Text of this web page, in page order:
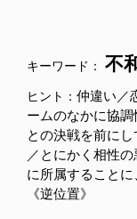
キーワード： 不
ヒント： 仲違い／
ームのなかに協
との決戦を前に
／とにかく相性
に所属すること
《逆位置》